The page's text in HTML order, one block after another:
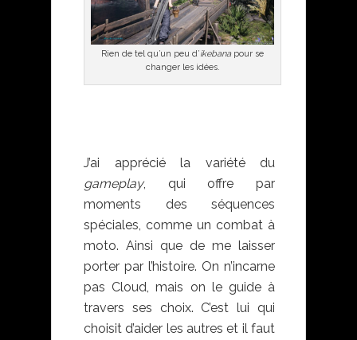
Rien de tel qu’un peu d’ikebana pour se
changer les idées.
J’ai apprécié la variété du
gameplay, qui offre par
moments des séquences
spéciales, comme un combat à
moto. Ainsi que de me laisser
porter par l’histoire. On n’incarne
pas Cloud, mais on le guide à
travers ses choix. C’est lui qui
choisit d’aider les autres et il faut